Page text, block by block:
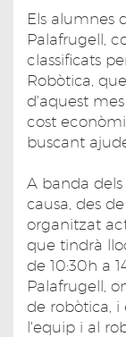
Els alumnes
Palafrugell,
classificats
Robòtica,
d'aquest
cost
buscant
A banda
causa, des
organitzat
que tindrà
de 10:30h a
Palafrugell,
de robòtica, i
l'equip i al